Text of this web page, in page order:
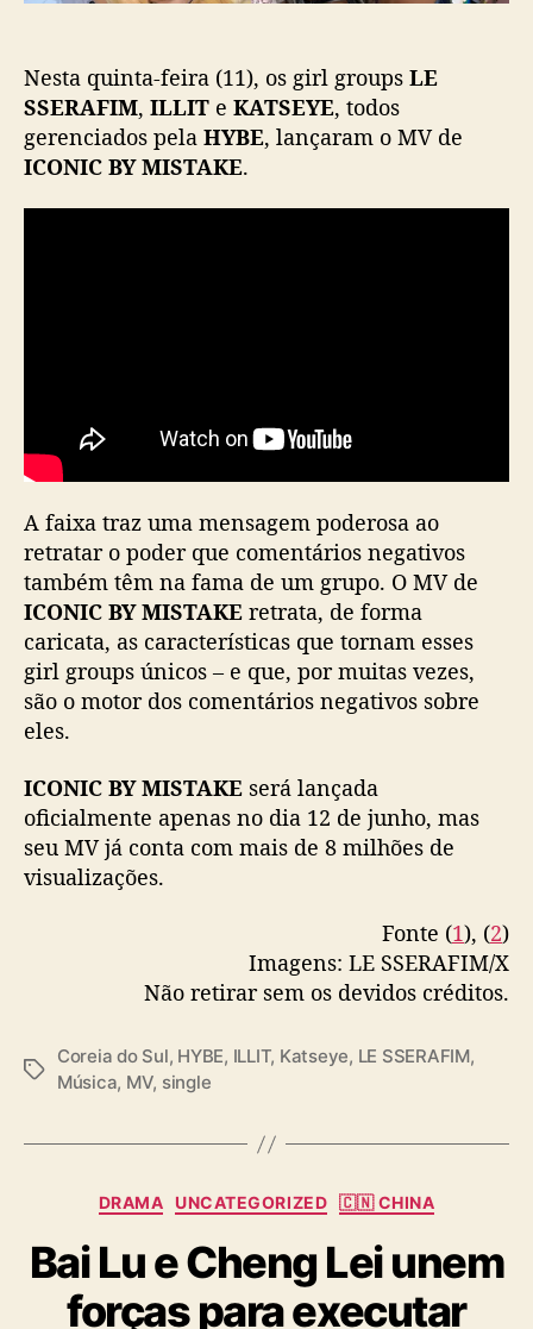
I
T
T
m
“
C
O
N
I
C
M
I
S
T
”
Nesta quinta-feira (11), os girl groups LE
SSERAFIM, ILLIT e KATSEYE, todos
gerenciados pela HYBE, lançaram o MV de
ICONIC BY MISTAKE.
A faixa traz uma mensagem poderosa ao
retratar o poder que comentários negativos
também têm na fama de um grupo. O MV de
ICONIC BY MISTAKE retrata, de forma
caricata, as características que tornam esses
girl groups únicos – e que, por muitas vezes,
são o motor dos comentários negativos sobre
eles.
ICONIC BY MISTAKE será lançada
oficialmente apenas no dia 12 de junho, mas
seu MV já conta com mais de 8 milhões de
visualizações.
Fonte (1), (2)
Imagens: LE SSERAFIM/X
Não retirar sem os devidos créditos.
T
s
Coreia do Sul, HYBE, ILLIT, Katseye, LE SSERAFIM,
Música, MV, single
C
t
e
g
DRAMA UNCATEGORIZED 🇨🇳 CHINA
Bai Lu e Cheng Lei unem
forças para executar